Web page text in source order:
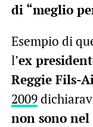
di “meglio
Esempio di
l’ex
Reggie Fils-
2009
non sono